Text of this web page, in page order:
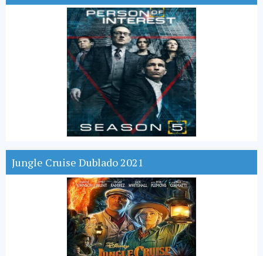
Jungle Cruise Dublado 2021